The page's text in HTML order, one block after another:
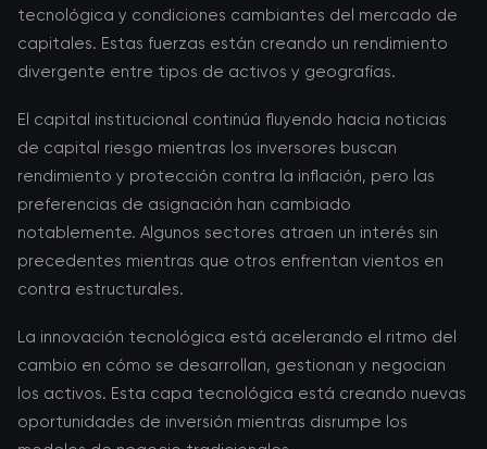
tecnológica y condiciones cambiantes del mercado de
capitales. Estas fuerzas están creando un rendimiento
divergente entre tipos de activos y geografías.
El capital institucional continúa fluyendo hacia noticias
de capital riesgo mientras los inversores buscan
rendimiento y protección contra la inflación, pero las
preferencias de asignación han cambiado
notablemente. Algunos sectores atraen un interés sin
precedentes mientras que otros enfrentan vientos en
contra estructurales.
La innovación tecnológica está acelerando el ritmo del
cambio en cómo se desarrollan, gestionan y negocian
los activos. Esta capa tecnológica está creando nuevas
oportunidades de inversión mientras disrumpe los